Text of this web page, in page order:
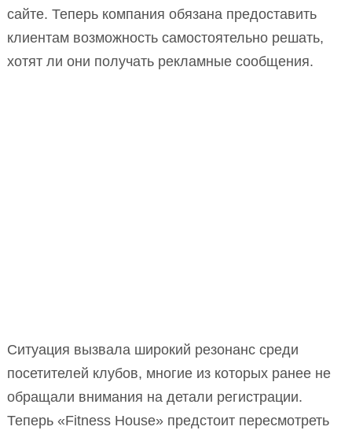
сайте. Теперь компания обязана предоставить
клиентам возможность самостоятельно решать,
хотят ли они получать рекламные сообщения.
Ситуация вызвала широкий резонанс среди
посетителей клубов, многие из которых ранее не
обращали внимания на детали регистрации.
Теперь «Fitness House» предстоит пересмотреть